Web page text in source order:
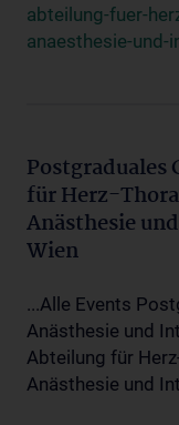
abteilung-fuer-
anaesthesie-und-
für Herz-
Anästhesie
Wien
...Alle Events
Anästhesie und
Abteilung für
Anästhesie und